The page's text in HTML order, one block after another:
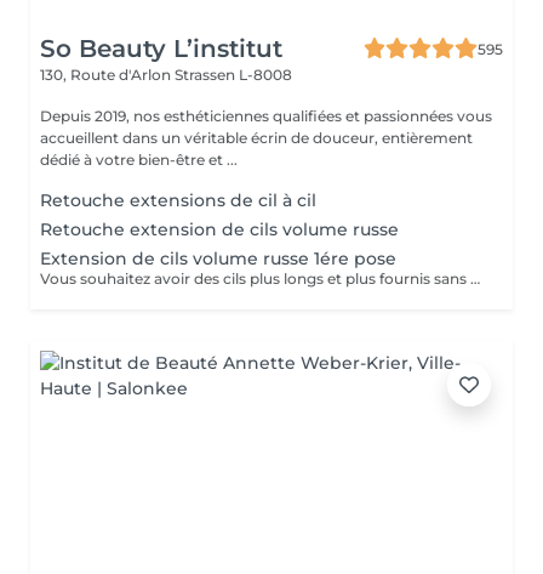
So Beauty L’institut
595
130, Route d'Arlon Strassen L-8008
Depuis 2019, nos esthéticiennes qualifiées et passionnées vous
accueillent dans un véritable écrin de douceur, entièrement
dédié à votre bien-être et ...
Retouche extensions de cil à cil
Retouche extension de cils volume russe
Extension de cils volume russe 1ére pose
Vous souhaitez avoir des cils plus longs et plus fournis sans avoir à vous maquiller tous les jours? Alors les extensions sont la réponse à vos envies! Le volume russe c'est la pose de petits bouquets de cils très légers et fait manuellement pour gagner en volume et en densité. Nous adaptons la pose en fonction de vos yeux et de vos souhaits. Résultat naturel ou plus sophistiqué? Tout est possible, et nos lashartist sauront vous conseiller sur ce qui est le plus adapté pour vous!